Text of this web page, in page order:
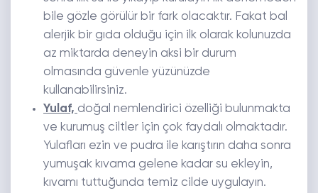
bile gözle görülür bir fark olacaktır. Fakat bal
alerjik bir gıda olduğu için ilk olarak kolunuzda
az miktarda deneyin aksi bir durum
olmasında güvenle yüzünüzde
kullanabilirsiniz.
Yulaf, doğal nemlendirici özelliği bulunmakta
ve kurumuş ciltler için çok faydalı olmaktadır.
Yulafları ezin ve pudra ile karıştırın daha sonra
yumuşak kıvama gelene kadar su ekleyin,
kıvamı tuttuğunda temiz cilde uygulayın.